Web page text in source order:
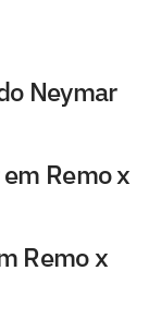
Neymar
Remo x
Remo x